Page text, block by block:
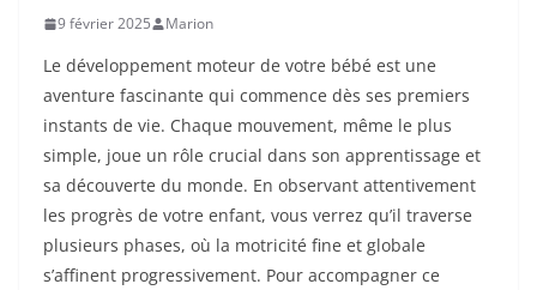
9 février 2025 Marion
Le développement moteur de votre bébé est une
aventure fascinante qui commence dès ses premiers
instants de vie. Chaque mouvement, même le plus
simple, joue un rôle crucial dans son apprentissage et
sa découverte du monde. En observant attentivement
les progrès de votre enfant, vous verrez qu’il traverse
plusieurs phases, où la motricité fine et globale
s’affinent progressivement. Pour accompagner ce